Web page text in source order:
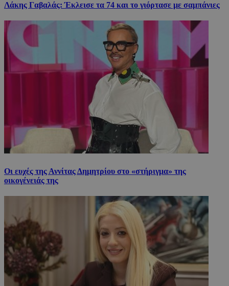
Λάκης Γαβαλάς: Έκλεισε τα 74 και το γιόρτασε με σαμπάνιες
Οι ευχές της Αννίτας Δημητρίου στο «στήριγμα» της
οικογένειάς της